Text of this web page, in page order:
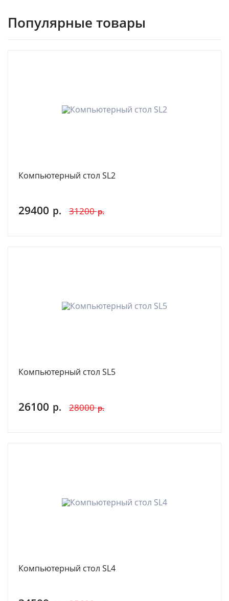
Популярные товары
Компьютерный стол SL2
29400 р. 31200 р.
Компьютерный стол SL5
26100 р. 28000 р.
Компьютерный стол SL4